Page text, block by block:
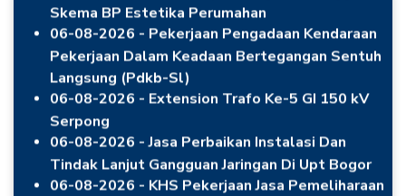
Pekerjaan Dalam Keadaan Bertegangan Sentuh
Langsung (Pdkb-Sl)
06-08-2026 - Extension Trafo Ke-5 GI 150 kV
Serpong
06-08-2026 - Jasa Perbaikan Instalasi Dan
Tindak Lanjut Gangguan Jaringan Di Upt Bogor
06-08-2026 - KHS Pekerjaan Jasa Pemeliharaan
ROW UPT Palu